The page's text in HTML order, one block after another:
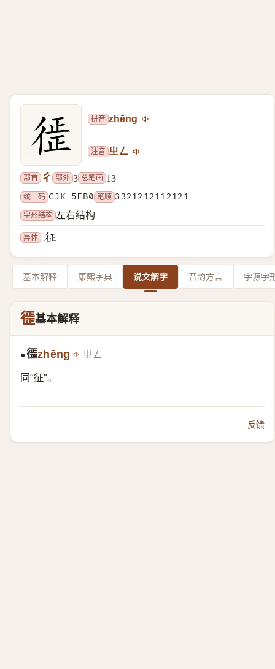
拼音 zhēng
注音 ㄓㄥ
部首 彳 部外 3 总笔画 13
统一码 CJK 5FB0 笔顺 3321212112121
字形结构 左右结构
异体
基本解释 康熙字典 说文解字 音韵方言 字源字
徰基本解释
●徰zhēng ㄓㄥ
同“征”。
反馈